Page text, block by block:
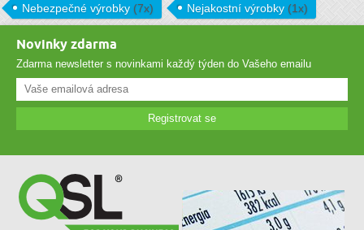
Nebezpečné výrobky (7x) Nejakostní výrobky (1x)
Novinky zdarma
Zdarma newsletter s novinkami každý týden do Vašeho emailu
Registrovat se